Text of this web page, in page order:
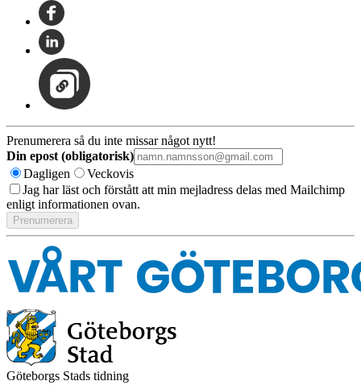
Prenumerera så du inte missar något nytt!
Din epost (obligatorisk)
Dagligen
Veckovis
Jag har läst och förstått att min mejladress delas med Mailchimp
enligt informationen ovan.
Göteborgs Stads tidning